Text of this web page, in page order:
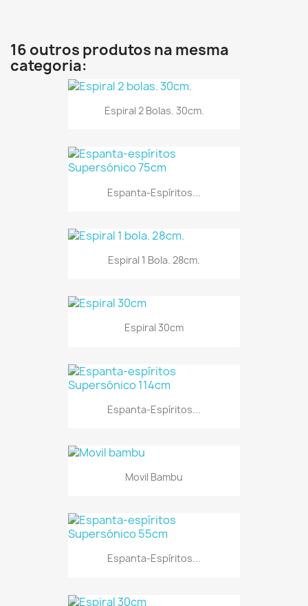
16 outros produtos na mesma
categoria:
Espiral 2 Bolas. 30cm.
Espanta-Espíritos...
Espiral 1 Bola. 28cm.
Espiral 30cm
Espanta-Espíritos...
Movil Bambu
Espanta-Espíritos...